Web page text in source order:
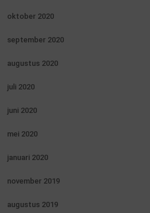
oktober 2020
september 2020
augustus 2020
juli 2020
juni 2020
mei 2020
januari 2020
november 2019
augustus 2019